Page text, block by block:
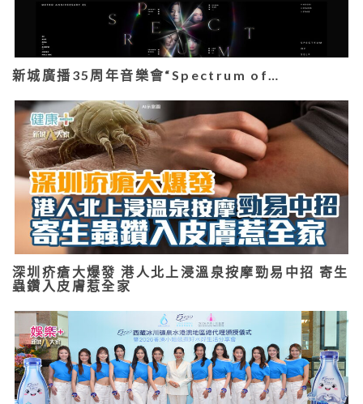
新城廣播35周年音樂會“Spectrum of…
深圳疥瘡大爆發 港人北上浸溫泉按摩勁易中招 寄生
蟲鑽入皮膚惹全家